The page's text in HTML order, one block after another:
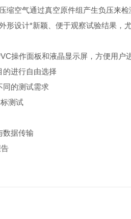
空气通过真空原件组产生负压来
设计*新颖、便于观察试验结果，
作面板和液晶显示屏，方便用户
进行自由选择
的测试需求
测试
据传输